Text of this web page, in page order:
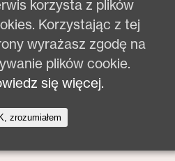
interaktywna
korzysta z plików
Korzystając z tej
wyrażasz zgodę na
plików cookie.
się więcej.
zrozumiałem